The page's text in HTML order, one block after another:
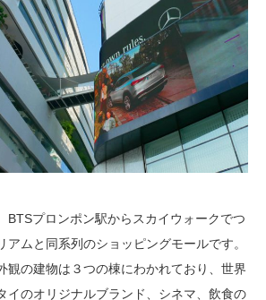
BTSプロンポン駅からスカイウォークでつ
アムと同系列のショッピングモールです。
観の建物は３つの棟にわかれており、世界
イのオリジナルブランド、シネマ、飲食の